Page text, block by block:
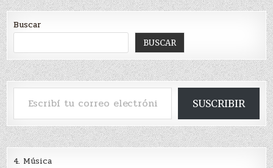
Buscar
BUSCAR
Escribí tu correo electrónico…
SUSCRIBIR
4. Música